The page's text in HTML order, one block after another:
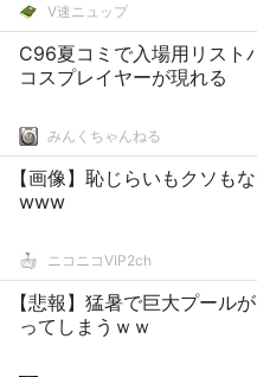
V速ニュップ
C96夏コミで入場用リスト
コスプレイヤーが現れる
みんくちゃんねる
【画像】恥じらいもクソも
www
ニコニコVIP2ch
【悲報】猛暑で巨大プール
ってしまうｗｗ